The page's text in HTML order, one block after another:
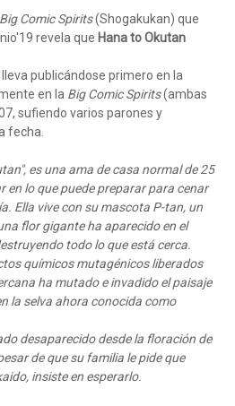
Big Comic Spirits(Shogakukan) que
revela que Hana to Okutan
lleva publicándose primero en la
en la Big Comic Spirits(ambas
sufiendo varios parones y
fecha.
es una ama de casa normal de 25
en lo que puede preparar para cenar
Ella vive con su mascota P-tan, un
flor gigante ha aparecido en el
todo lo que está cerca.
químicos mutagénicos liberados
ha mutado e invadido el paisaje
la selva ahora conocida como
desaparecido desde la floración de
de que su familia le pide que
insiste en esperarlo.